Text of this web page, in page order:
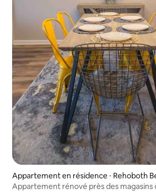
Appartement en résidence ⋅ Rehoboth
h
Appartement rénové près des magasins